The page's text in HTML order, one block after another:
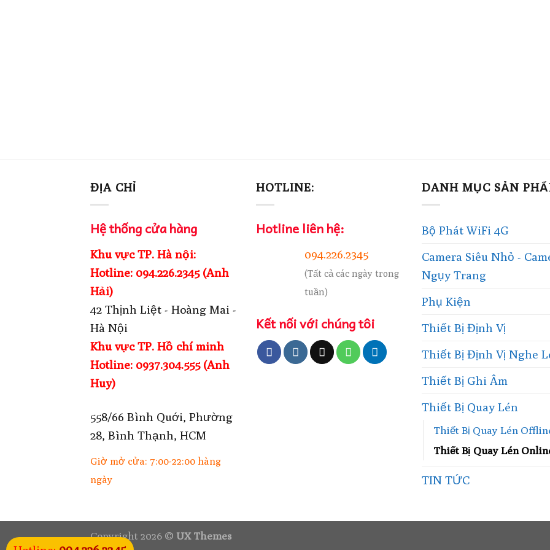
ĐỊA CHỈ
Hệ thống cửa hàng
Khu vực TP. Hà nội:
Hotline: 094.226.2345 (Anh
Hải)
42 Thịnh Liệt - Hoàng Mai -
Hà Nội
Khu vực TP. Hồ chí minh
Hotline: 0937.304.555 (Anh
Huy)
558/66 Bình Quới, Phường
28, Bình Thạnh, HCM
Giờ mở cửa: 7:00-22:00 hàng
ngày
HOTLINE:
Hotline liên hệ:
094.226.2345
(Tất cả các ngày trong
tuần)
Kết nối với chúng tôi
DANH MỤC SẢN
Bộ Phát WiFi 4G
Camera Siêu Nhỏ -
Ngụy Trang
Phụ Kiện
Thiết Bị Định Vị
Thiết Bị Định Vị Nghe
Thiết Bị Ghi Âm
Thiết Bị Quay Lén
Thiết Bị Quay Lén
Thiết Bị Quay Lén
TIN TỨC
Copyright 2026 © UX Themes